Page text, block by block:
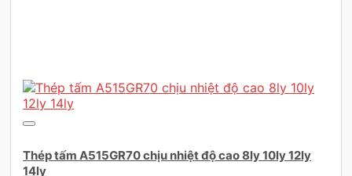
Thép tấm A515GR70 chịu nhiệt độ cao 8ly 10ly 12ly
14ly